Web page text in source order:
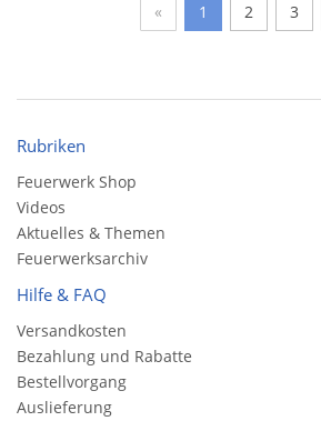
« 1 2 3
Rubriken
Feuerwerk Shop
Videos
Aktuelles & Themen
Feuerwerksarchiv
Hilfe & FAQ
Versandkosten
Bezahlung und Rabatte
Bestellvorgang
Auslieferung